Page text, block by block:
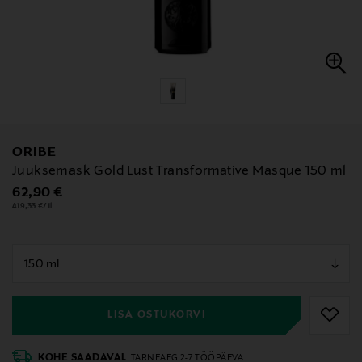
ORIBE
Juuksemask Gold Lust Transformative Masque 150 ml
Original Price
62,90 €
419,33 €/1l
LISA OSTUKORVI
KOHE SAADAVAL TARNEAEG 2-7 TÖÖPÄEVA